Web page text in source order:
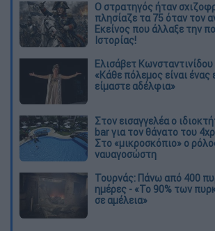
O στρατηγός ήταν
πλησίαζε τα 75 όταν τον
Εκείνος που άλλαξε την
Ιστορίας!
Ελισάβετ
«Κάθε πόλεμος είναι ένας
είμαστε αδέλφια»
Στον εισαγγελέα ο
bar για τον θάνατο του
Στο «μικροσκόπιο» ο
ναυαγοσώστη
Τουρνάς: Πάνω από 400
ημέρες - «Το 90% των
σε αμέλεια»